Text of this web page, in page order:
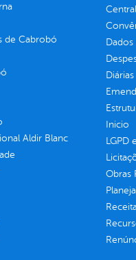
de Cabrobó
Aldir Blanc
Dados
Diárias
Inicio
LGPD
Obras